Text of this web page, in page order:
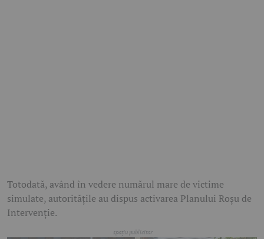
Totodată, având în vedere numărul mare de victime
simulate, autoritățile au dispus activarea Planului Roșu de
Intervenție.